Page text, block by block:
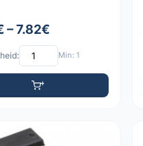
– 7.82€
Min: 1